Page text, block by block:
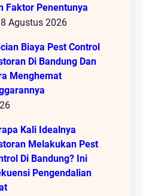
Faktor Penentunya
8 Agustus 2026
Biaya Pest Control
Di Bandung Dan
Menghemat
Kali Idealnya
Melakukan Pest
Di Bandung? Ini
Pengendalian